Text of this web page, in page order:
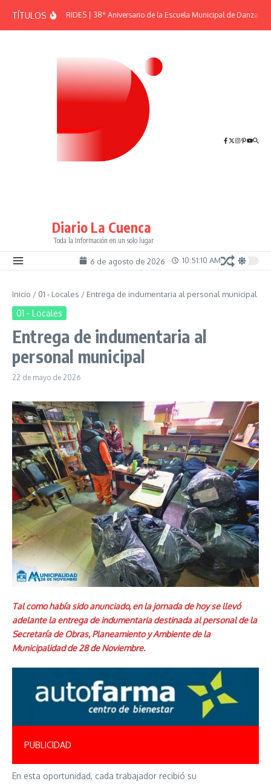
TÍTULOSEFEMÉRIDES | 38° Aniversario de la Escuela Municipal de Danzas “El
Diario La Cuenca
Toda la Información en un solo lugar
6 de agosto de 2026 10:51:11 AM
Inicio / 01 - Locales / Entrega de indumentaria al personal municipal
01 - Locales
Entrega de indumentaria al
personal municipal
22 de mayo de 2026
Tal como había sido anunciado, en la jornada de hoy se llevó
adelante la entrega de indumentaria destinada al personal de la
Secretaría de Obras, Planeamiento y Ambiente de la
Municipalidad de 28 de Noviembre.
PUBLICIDAD
En esta oportunidad, cada trabajador recibió su